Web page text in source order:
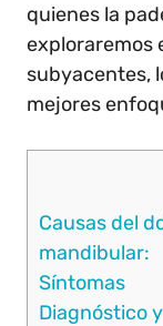
quienes la
exploraremos
subyacentes,
mejores
Causas del
mandibular:
Síntomas
Diagnóstico